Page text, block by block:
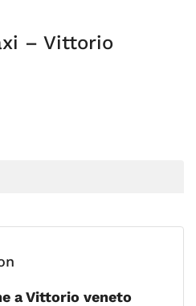
– Vittorio
a Vittorio veneto